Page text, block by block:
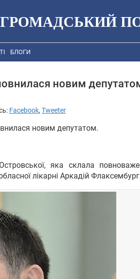
БЛОГИ
новим
Facebook, Tweeter
новим депутатом.
яка склала
лікарні Аркадій